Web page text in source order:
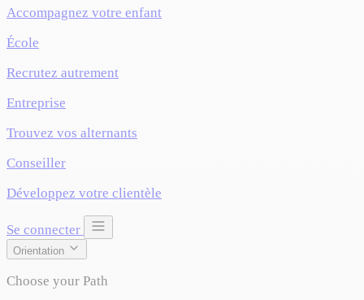
Accompagnez votre enfant
École
Recrutez autrement
Entreprise
Trouvez vos alternants
Conseiller
Développez votre clientèle
Se connecter
Orientation
Choose your Path